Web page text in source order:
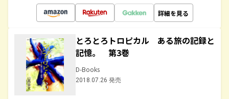
詳細を見る
とろとろトロピカル ある旅の記録と
記憶。 第3巻
D-Books
2018.07.26 発売